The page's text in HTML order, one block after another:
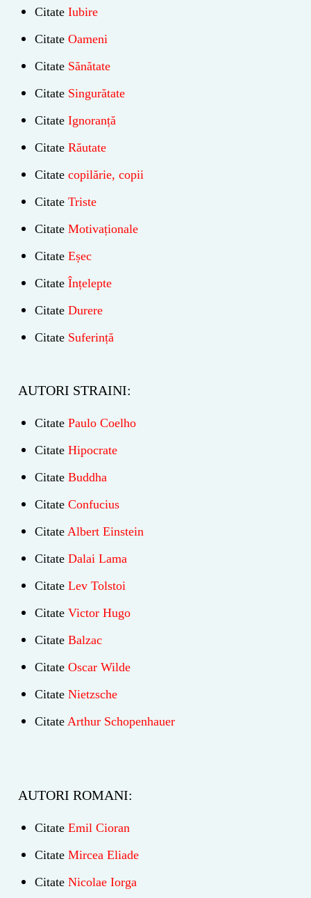
Citate Iubire
Citate Oameni
Citate Sănătate
Citate Singurătate
Citate Ignoranță
Citate Răutate
Citate copilărie, copii
Citate Triste
Citate Motivaționale
Citate Eșec
Citate Înțelepte
Citate Durere
Citate Suferință
AUTORI STRAINI:
Citate Paulo Coelho
Citate Hipocrate
Citate Buddha
Citate Confucius
Citate Albert Einstein
Citate Dalai Lama
Citate Lev Tolstoi
Citate Victor Hugo
Citate Balzac
Citate Oscar Wilde
Citate Nietzsche
Citate Arthur Schopenhauer
AUTORI ROMANI:
Citate Emil Cioran
Citate Mircea Eliade
Citate Nicolae Iorga